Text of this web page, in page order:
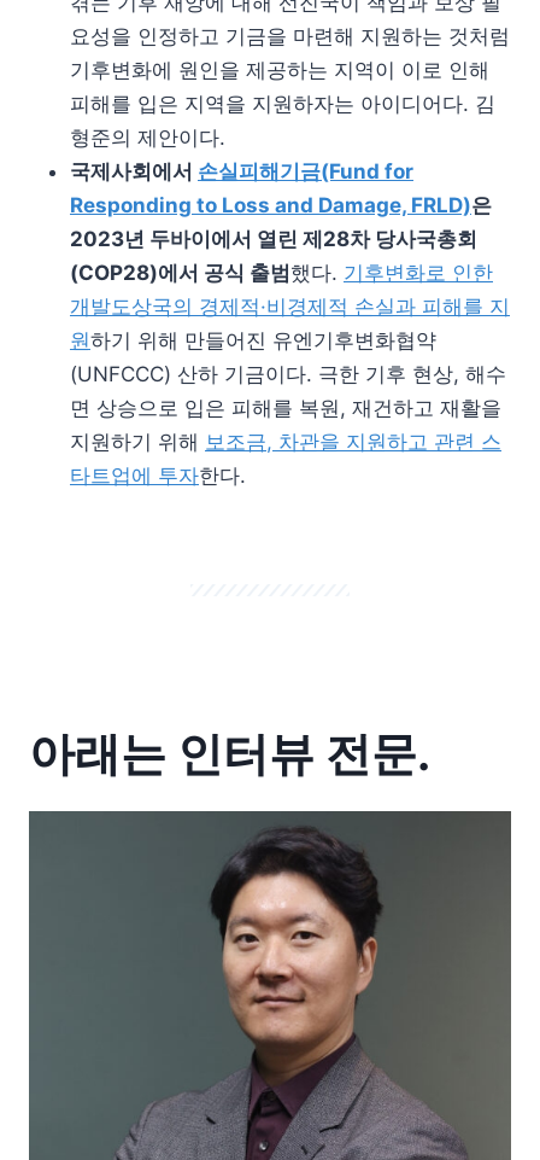
요성을 인정하고 기금을 마련해 지원하는 것처럼
기후변화에 원인을 제공하는 지역이 이로 인해
피해를 입은 지역을 지원하자는 아이디어다. 김
형준의 제안이다.
국제사회에서 손실피해기금(Fund for
Responding to Loss and Damage, FRLD)은
2023년 두바이에서 열린 제28차 당사국총회
(COP28)에서 공식 출범했다. 기후변화로 인한
개발도상국의 경제적·비경제적 손실과 피해를 지
원하기 위해 만들어진 유엔기후변화협약
(UNFCCC) 산하 기금이다. 극한 기후 현상, 해수
면 상승으로 입은 피해를 복원, 재건하고 재활을
지원하기 위해 보조금, 차관을 지원하고 관련 스
타트업에 투자한다.
아래는 인터뷰 전문.